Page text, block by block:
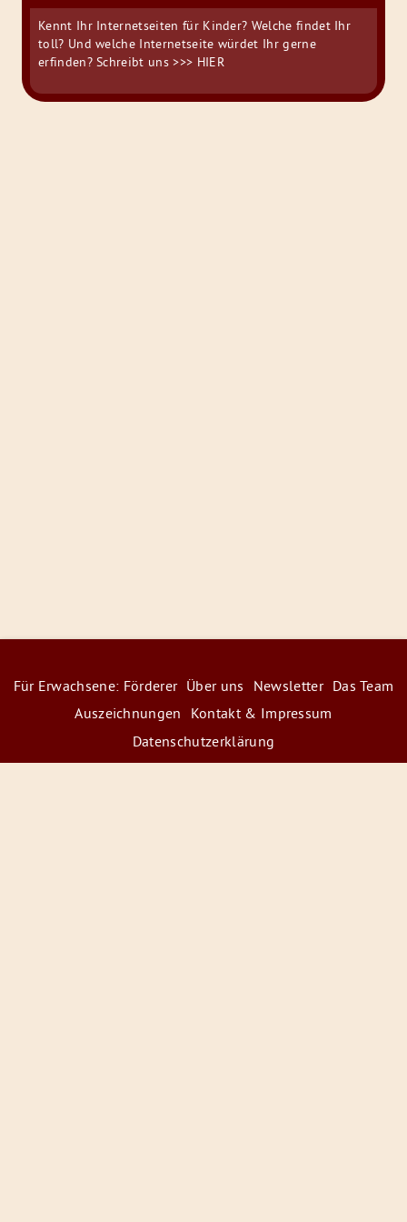
Kennt Ihr Internetseiten für Kinder? Welche findet Ihr
toll? Und welche Internetseite würdet Ihr gerne
erfinden? Schreibt uns>>> HIER
Für Erwachsene: Förderer Über uns Newsletter Das Team
Auszeichnungen
Kontakt & Impressum
Datenschutzerklärung